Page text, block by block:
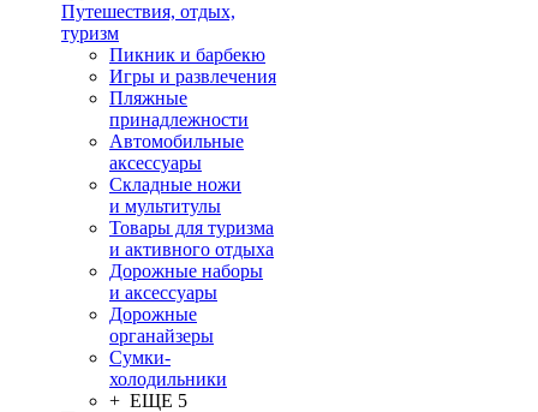
Путешествия, отдых,
туризм
Пикник и барбекю
Игры и развлечения
Пляжные
принадлежности
Автомобильные
аксессуары
Складные ножи
и мультитулы
Товары для туризма
и активного отдыха
Дорожные наборы
и аксессуары
Дорожные
органайзеры
Сумки-
холодильники
+ ЕЩЕ 5